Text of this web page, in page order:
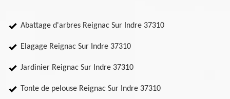
Abattage d'arbres Reignac Sur Indre 37310
Elagage Reignac Sur Indre 37310
Jardinier Reignac Sur Indre 37310
Tonte de pelouse Reignac Sur Indre 37310